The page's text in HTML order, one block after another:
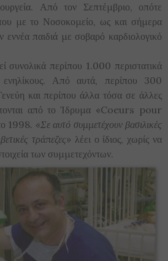
Από τον Σεπτέμβριο, οπότε
με το Νοσοκομείο, ως και σήμερα
εννέα παιδιά με σοβαρό καρδιολογικό
συνολικά περίπου 1.000 περιστατικά
ενηλίκους. Από αυτά, περίπου 300
και περίπου άλλα τόσα σε άλλες
από το Ίδρυμα «Coeurs pour
1998. «Σε αυτό συμμετέχουν βασιλικές
τράπεζες» λέει ο ίδιος, χωρίς να
των συμμετεχόντων.